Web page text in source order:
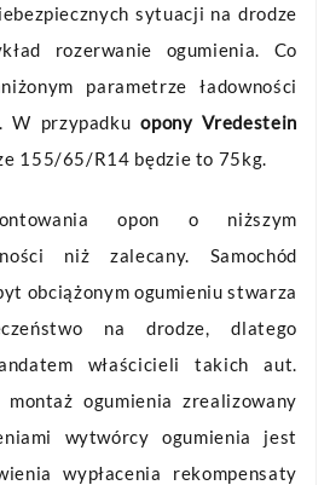
sytuacji na drodze
rozerwanie ogumienia. Co
parametrze ładowności
W przypadkuopony Vredestein
155/65/R14 będzie to 75kg.
opon o niższym
niż zalecany. Samochód
obciążonym ogumieniu stwarza
na drodze, dlatego
właścicieli takich aut.
ogumienia zrealizowany
wytwórcy ogumienia jest
wypłacenia rekompensaty